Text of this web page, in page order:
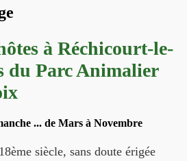
à Réchicourt-le-
du Parc Animalier
... de Mars à Novembre
siècle, sans doute érigée